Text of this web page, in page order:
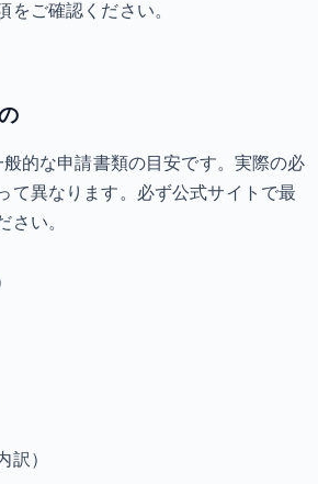
をご確認ください。
的な申請書類の目安です。実際の必
て異なります。必ず公式サイトで最
さい。
訳）